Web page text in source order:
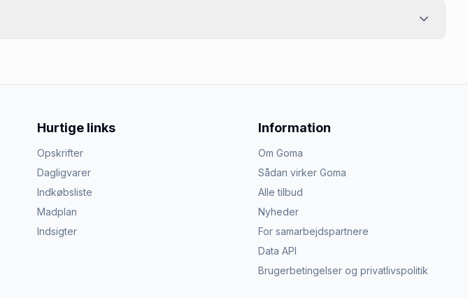
Hurtige links
Opskrifter
Dagligvarer
Indkøbsliste
Madplan
Indsigter
Information
Om Goma
Sådan virker Goma
Alle tilbud
Nyheder
For samarbejdspartnere
Data API
Brugerbetingelser og privatlivspolitik